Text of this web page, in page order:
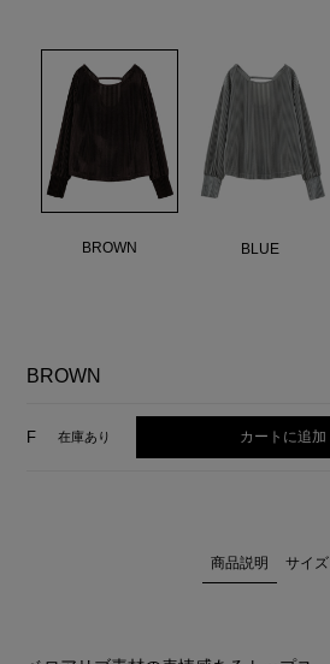
BROWN BLUE
BROWN
F 在庫あり カートに追加
商品説明 サイズ